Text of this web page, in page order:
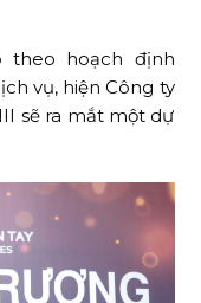
theo hoạch định
vụ, hiện Công ty
sẽ ra mắt một dự